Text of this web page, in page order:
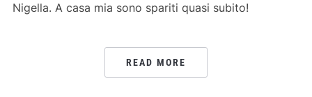
Nigella. A casa mia sono spariti quasi subito!
READ MORE